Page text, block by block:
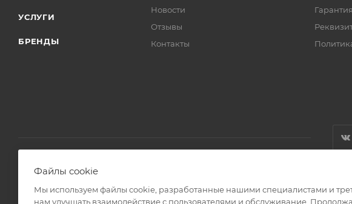
УСЛУГИ
БРЕНДЫ
Новости
Отзывы
Контакты
2008 - 2026 © Интернет магазин Линз Курьер
Файлы cookie
Мы используем файлы cookie, разработанные нашими специалистами и
нам улучшать взаимодействие с пользователями и обслуживание.